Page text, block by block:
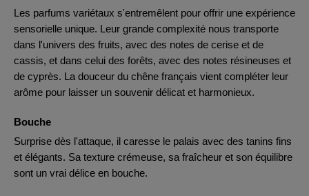
Les parfums variétaux s'entremêlent pour offrir une expérience
sensorielle unique. Leur grande complexité nous transporte
dans l'univers des fruits, avec des notes de cerise et de
cassis, et dans celui des forêts, avec des notes résineuses et
de cyprès. La douceur du chêne français vient compléter leur
arôme pour laisser un souvenir délicat et harmonieux.
Bouche
Surprise dès l'attaque, il caresse le palais avec des tanins fins
et élégants. Sa texture crémeuse, sa fraîcheur et son équilibre
sont un vrai délice en bouche.